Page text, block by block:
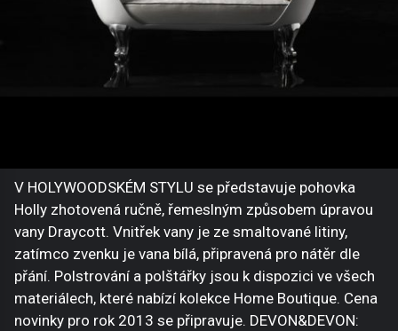
V HOLYWOODSKÉM STYLU se představuje pohovka
Holly zhotovená ručně, řemeslným způsobem úpravou
vany Draycott. Vnitřek vany je ze smaltované litiny,
zatímco zvenku je vana bílá, připravená pro nátěr dle
přání. Polstrování a polštářky jsou k dispozici ve všech
materiálech, které nabízí kolekce Home Boutique. Cena
novinky pro rok 2013 se připravuje. DEVON&DEVON: